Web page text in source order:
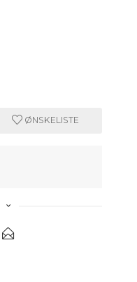
ØNSKELISTE